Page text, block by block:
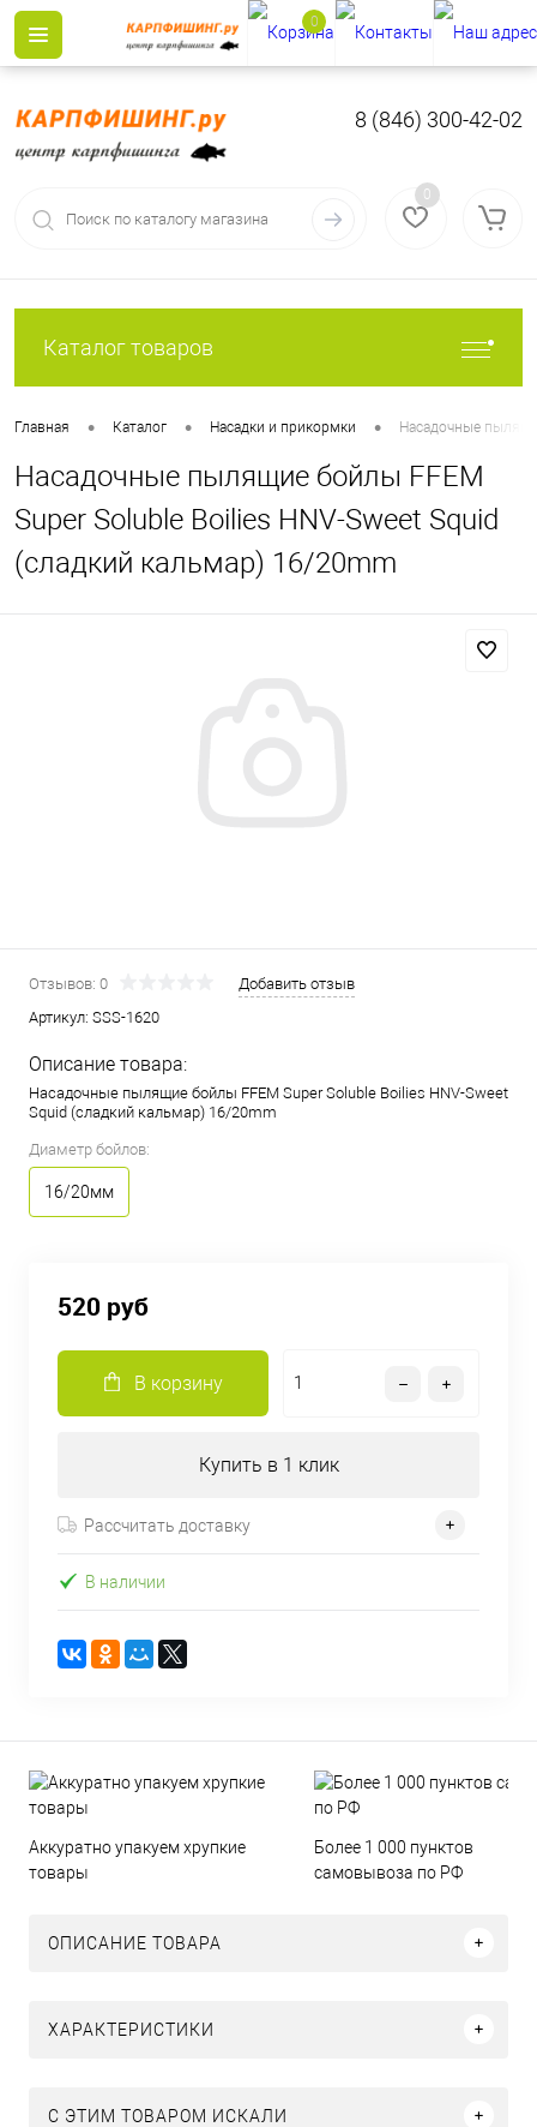
8 (846) 300-42-02
0
Каталог товаров
Главная • Каталог • Насадки и прикормки • Насадочные
Насадочные пылящие бойлы FFEM
Super Soluble Boilies HNV-Sweet Squid
(сладкий кальмар) 16/20mm
Отзывов: 0
Добавить отзыв
Артикул: SSS-1620
Описание товара:
Насадочные пылящие бойлы FFEM Super Soluble Boilies HNV-Sweet
Squid (сладкий кальмар) 16/20mm
Диаметр бойлов:
16/20мм
520 руб
В корзину
Купить в 1 клик
Рассчитать доставку
В наличии
Аккуратно упакуем хрупкие
товары
Более 1 000 пунктов
самовывоза по РФ
ОПИСАНИЕ ТОВАРА
ХАРАКТЕРИСТИКИ
C ЭТИМ ТОВАРОМ ИСКАЛИ
0